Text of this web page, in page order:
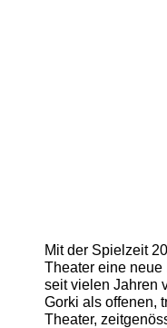
Mit der Spielzeit
Theater eine
seit vielen Jahren
Gorki als offenen,
Theater,